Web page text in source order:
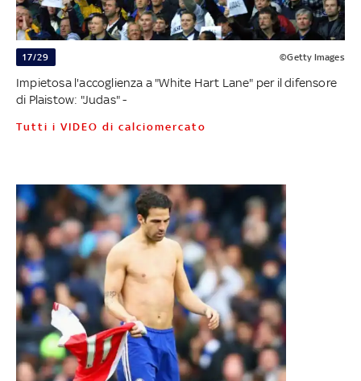
17/29 ©Getty Images
Impietosa l'accoglienza a "White Hart Lane" per il difensore
di Plaistow: "Judas" -
Tutti i VIDEO di calciomercato